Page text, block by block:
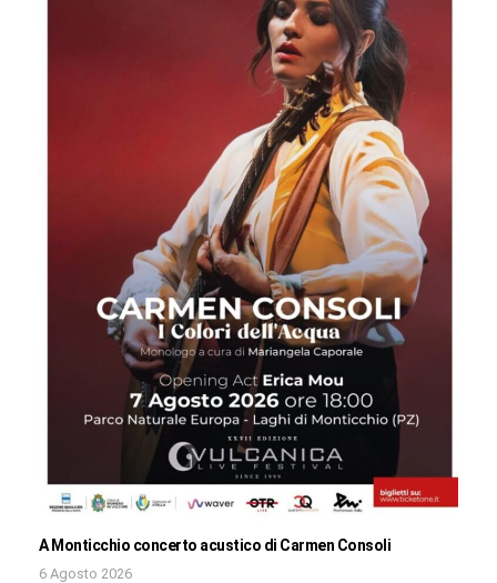
A Monticchio concerto acustico di Carmen Consoli
6 Agosto 2026